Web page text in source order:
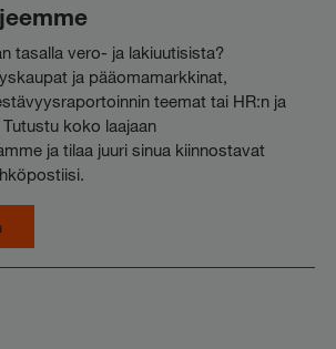
tasalla vero- ja lakiuutisista?
ja pääomamarkkinat,
teemat tai HR:n ja
koko laajaan
ja tilaa juuri sinua kiinnostavat